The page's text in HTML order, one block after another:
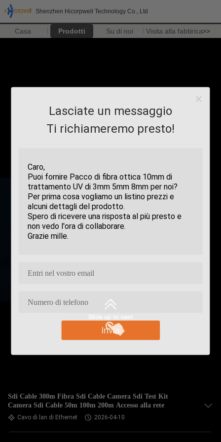
Shenzhen Hicorpwell Technology Co., Ltd
Casa. Prodotti Su di noi Visita alla fabbrica>>
Lasciate un messaggio
Ti richiameremo presto!
Invia
Sdi Cable 300m Fibra Sdi Cable Camera Sdi Test Kit
Camera Sdi Cable 50m 100m 200m Accesso alla rete
Cavo di lan di Ethernet 2026-04-10